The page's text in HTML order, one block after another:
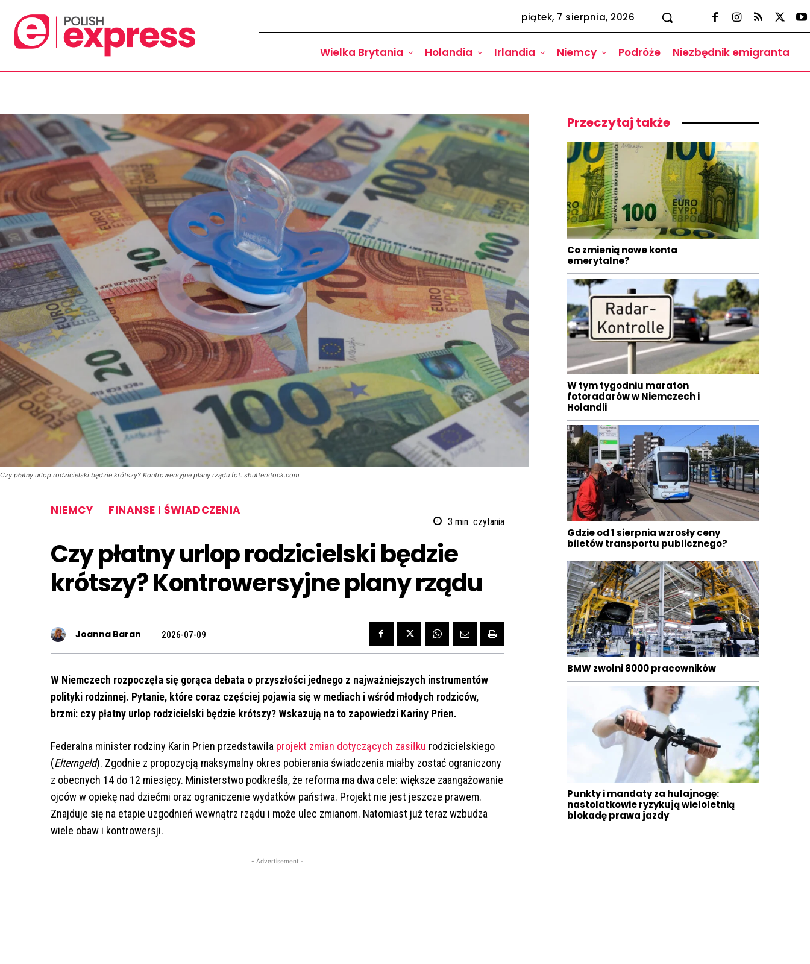
piątek, 7 sierpnia, 2026
Wielka Brytania Holandia Irlandia Niemcy Podróże Niezbędnik emigranta
Czy płatny urlop rodzicielski będzie krótszy? Kontrowersyjne plany rządu fot. shutterstock.com
NIEMCY FINANSE I ŚWIADCZENIA
3 min. czytania
Czy płatny urlop rodzicielski będzie
krótszy? Kontrowersyjne plany rządu
Joanna Baran 2026-07-09
W Niemczech rozpoczęła się gorąca debata o przyszłości jednego z najważniejszych instrumentów
polityki rodzinnej. Pytanie, które coraz częściej pojawia się w mediach i wśród młodych rodziców,
brzmi: czy płatny urlop rodzicielski będzie krótszy? Wskazują na to zapowiedzi Kariny Prien.
Federalna minister rodziny Karin Prien przedstawiła projekt zmian dotyczących zasiłku rodzicielskiego
(Elterngeld). Zgodnie z propozycją maksymalny okres pobierania świadczenia miałby zostać ograniczony
z obecnych 14 do 12 miesięcy. Ministerstwo podkreśla, że reforma ma dwa cele: większe zaangażowanie
ojców w opiekę nad dziećmi oraz ograniczenie wydatków państwa. Projekt nie jest jeszcze prawem.
Znajduje się na etapie uzgodnień wewnątrz rządu i może ulec zmianom. Natomiast już teraz wzbudza
wiele obaw i kontrowersji.
- Advertisement -
Przeczytaj także
Co zmienią nowe konta
emerytalne?
W tym tygodniu maraton
fotoradarów w Niemczech i
Holandii
Gdzie od 1 sierpnia wzrosły ceny
biletów transportu publicznego?
BMW zwolni 8000 pracowników
Punkty i mandaty za hulajnogę:
nastolatkowie ryzykują wieloletnią
blokadę prawa jazdy